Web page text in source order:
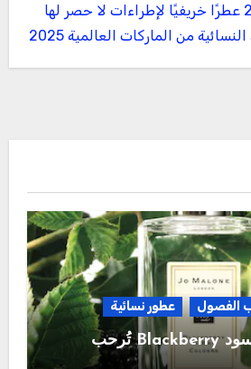
من الماركات العالمية 2025
الفصول عطور نسائية
عطور التوت الأسود Blackberry تُرحب